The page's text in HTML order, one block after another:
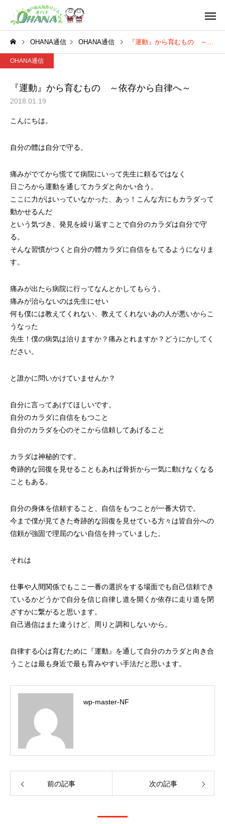
フレンド
OHANA通信 OHANA通信 『運動』から育むもの ～依存から自律へ～
OHANA通信
『運動』から育むもの ～依存から自律へ～
2018.01.19
こんにちは。
自分の體は自分で守る。
痛みがでてから慌てて病院にいって先生に頼るではなく
日ごろから運動を通してカラダと向かい合う。
ここに力がはいっていなかった、あっ！こんな方にもカラダって
動かせるんだ
という気づき、発見を繰り返すことで自分のカラダは自分で守
る。
そんな習慣がつくと自分の體カラダに自信をもてるようになりま
す。
痛みが出たら病院に行ってなんとかしてもらう。
痛みが治らないのは先生にせい
何も僕には教えてくれない、教えてくれないあの人が悪いからこ
うなった
先生！僕の病気は治りますか？痛みとれますか？どうにかしてく
ださい。
と誰かに問いかけていませんか？
自分に言ってあげてほしいです。
自分のカラダに自信をもつこと
自分のカラダを心のそこから信頼してあげること
カラダは神秘的です。
奇跡的な回復を見せることもあれば骨折から一気に動けなくなる
こともある。
自分の身体を信頼すること、自信をもつことが一番大切で。
今まで僕が見てきた奇跡的な回復を見せている方々は皆自分への
信頼が強固で理屈のない自信を持っていました。
それは
仕事や人間関係でもここ一番の選択をする場面でも自己信頼でき
ているかどうかで自分を信じ自律し道を開くか依存に走り道を閉
ざすかに繋がると思います。
自己過信はまた違うけど、周りと調和しないから。
自律する心は育むために『運動』を通して自分のカラダと向き合
うことは最も身近で最も育みやすい手法だと思います。
wp-master-NF
前の記事 次の記事